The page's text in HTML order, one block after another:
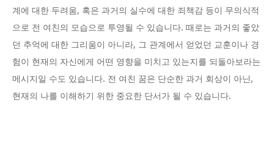
계에 대한 두려움, 혹은 과거의 실수에 대한 죄책감 등이 무의식적
으로 전 여친의 모습으로 투영될 수 있습니다. 때로는 과거의 좋았
던 추억에 대한 그리움이 아니라, 그 관계에서 얻었던 교훈이나 경
험이 현재의 자신에게 어떤 영향을 미치고 있는지를 되돌아보라는
메시지일 수도 있습니다. 전 여친 꿈은 단순한 과거 회상이 아닌,
현재의 나를 이해하기 위한 중요한 단서가 될 수 있습니다.